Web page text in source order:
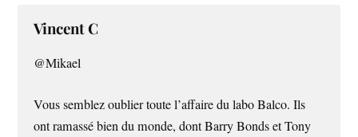
Vincent C
@Mikael
Vous semblez oublier toute l’affaire du labo Balco. Ils
ont ramassé bien du monde, dont Barry Bonds et Tony